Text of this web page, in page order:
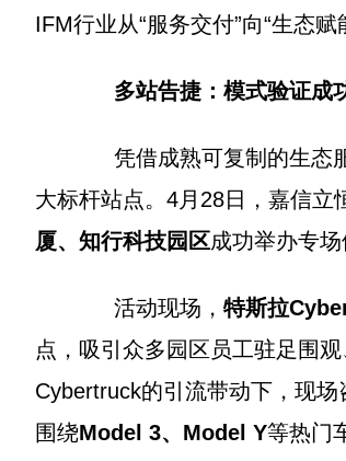
IFM行业从“服务交付”向“生态赋
多站告捷：模式验证成
凭借成熟可复制的生态服
大标杆站点。4月28日，嘉信立
厦、知行科技园区成功举办专场
活动现场， 特斯拉
点，吸引众多园区员工驻足围
Cybertruck的引流带动下，现
围绕Model 3、Model Y等热门